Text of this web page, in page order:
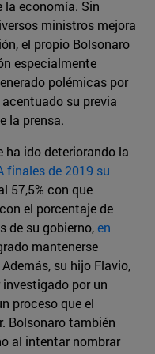
la economía. Sin
ministros mejora
el propio Bolsonaro
especialmente
polémicas por
su previa
la prensa.
ha ido deteriorando la
finales de 2019 su
57,5% con que
el porcentaje de
de su gobierno,en
mantenerse
su hijo Flavio,
investigado por un
proceso que el
Bolsonaro también
al intentar nombrar